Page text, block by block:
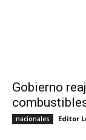
Gobierno
nacionales Editor